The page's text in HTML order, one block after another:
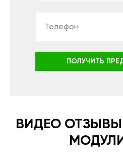
ПОЛУЧИТЬ
ВИДЕО
МОДУЛИ